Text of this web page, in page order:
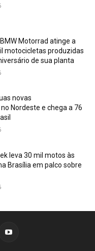
Motorrad atinge a
motocicletas produzidas
de sua planta
novas
Nordeste e chega a 76
leva 30 mil motos às
Brasília em palco sobre